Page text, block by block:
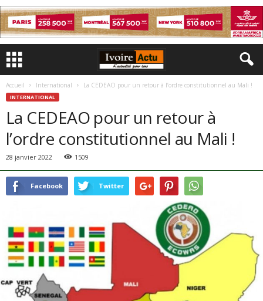
Accueil International La CEDEAO pour un retour à l’ordre constitutionnel au Mali !
INTERNATIONAL
La CEDEAO pour un retour à
l’ordre constitutionnel au Mali !
28 janvier 2022 1509
Facebook Twitter